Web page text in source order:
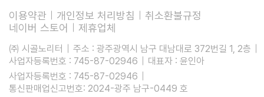
이용약관 개인정보 처리방침
취소환불규정
네이버 스토어
제휴업체
㈜ 시골노리터
주소 : 광주광역시 남구 대남대로 372번길 1, 2층
사업자등록번호 : 745-87-02946
대표자 : 윤인아
사업자등록번호 : 745-87-02946
통신판매업신고번호: 2024-광주 남구-0449 호